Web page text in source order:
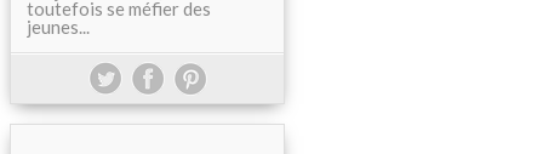
toutefois se méfier des
jeunes...